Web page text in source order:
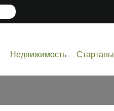
Недвижимость Стартапы